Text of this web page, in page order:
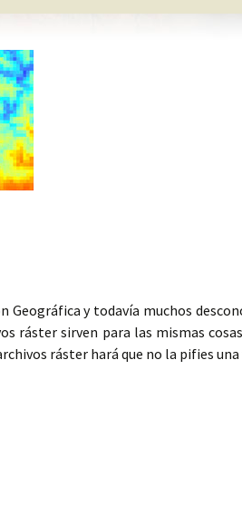
y todavía muchos
ráster sirven para las mismas
ráster hará que no la pifies una